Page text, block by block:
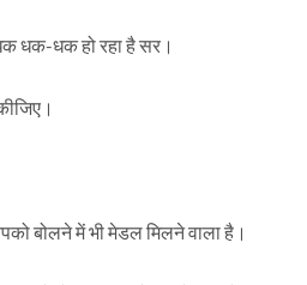
धक-धक हो रहा है सर।
बोलने में भी मेडल मिलने वाला है।